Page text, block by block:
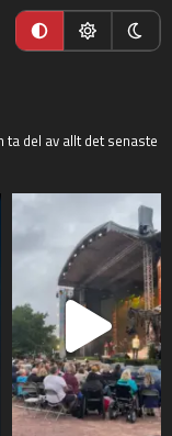
ta del av allt det senaste